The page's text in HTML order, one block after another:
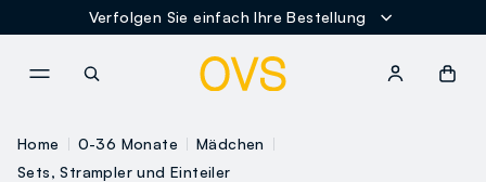
Verfolgen Sie einfach Ihre Bestellung
Home 0-36 Monate
Mädchen
Sets, Strampler und Einteiler